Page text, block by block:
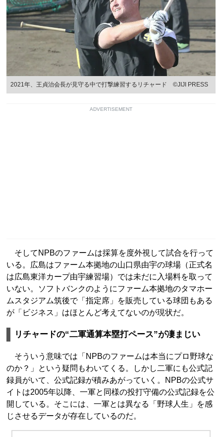
2021年、王貞治会長が見守る中で打撃練習するリチャード ©JIJI PRESS
ADVERTISEMENT
そしてNPBのファームは採算を度外視して試合を行って
いる。広島はファーム本拠地の山口県由宇の球場（正式名
は広島東洋カープ由宇練習場）では未だに入場料を取って
いない。ソフトバンクのようにファーム本拠地のタマホー
ムスタジアム筑後で「指定席」を販売している球団もある
が「ビジネス」はほとんど考えてないのが現状だ。
リチャードの“二軍通算本塁打ペース”が凄まじい
そういう意味では「NPBのファームは本当にプロ野球な
のか？」という疑問もわいてくる。しかし二軍にも公式記
録員がいて、公式記録が積みあがっていく。NPBの公式サ
イトは2005年以降、一軍と同様の投打守備の公式記録を公
開している。そこには、一軍とは異なる「野球人生」を感
じさせるデータが存在しているのだ。